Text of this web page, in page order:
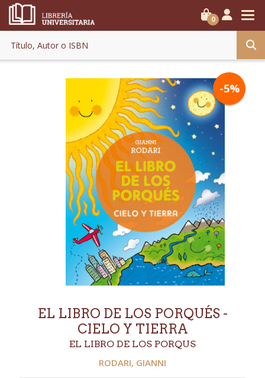
0
-5%
EL LIBRO DE LOS PORQUÉS -
CIELO Y TIERRA
EL LIBRO DE LOS PORQUS
RODARI, GIANNI